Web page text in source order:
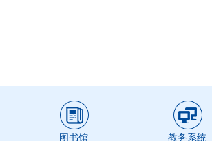
图书馆 教务系统